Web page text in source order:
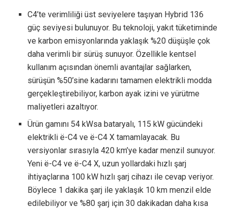
C4’te verimliliği üst seviyelere taşıyan Hybrid 136
güç seviyesi bulunuyor. Bu teknoloji, yakıt tüketiminde
ve karbon emisyonlarında yaklaşık %20 düşüşle çok
daha verimli bir sürüş sunuyor. Özellikle kentsel
kullanım açısından önemli avantajlar sağlarken,
sürüşün %50’sine kadarını tamamen elektrikli modda
gerçekleştirebiliyor, karbon ayak izini ve yürütme
maliyetleri azaltıyor.
Ürün gamını 54 kWsa bataryalı, 115 kW gücündeki
elektrikli ë-C4 ve ë-C4 X tamamlayacak. Bu
versiyonlar sırasıyla 420 km’ye kadar menzil sunuyor.
Yeni ë-C4 ve ë-C4 X, uzun yollardaki hızlı şarj
ihtiyaçlarına 100 kW hızlı şarj cihazı ile cevap veriyor.
Böylece 1 dakika şarj ile yaklaşık 10 km menzil elde
edilebiliyor ve %80 şarj için 30 dakikadan daha kısa